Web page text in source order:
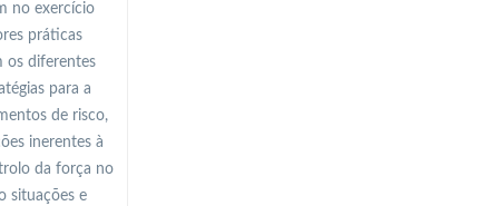
no exercício
práticas
os diferentes
para a
de risco,
inerentes à
da força no
situações e